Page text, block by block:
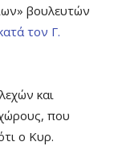
βουλευτών
τον Γ.
και
που
ο Κυρ.